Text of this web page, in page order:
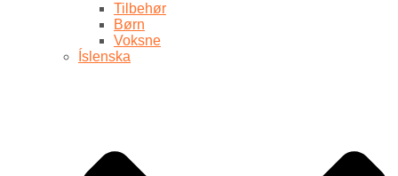
Tilbehør
Børn
Voksne
Íslenska